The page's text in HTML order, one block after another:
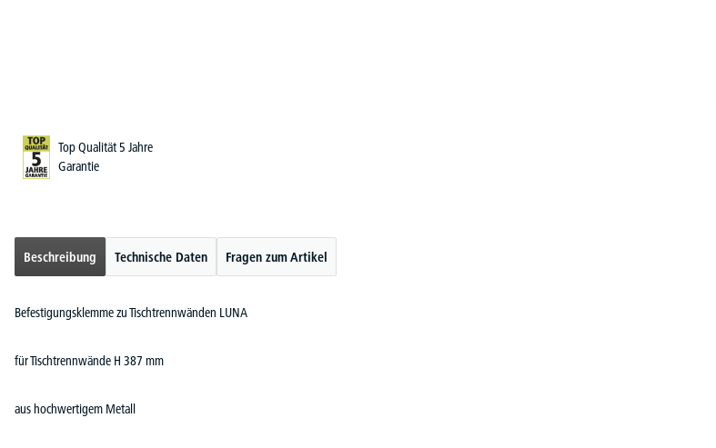
Top Qualität 5 Jahre
Garantie
Beschreibung Technische Daten Fragen zum Artikel
Befestigungsklemme zu Tischtrennwänden LUNA
für Tischtrennwände H 387 mm
aus hochwertigem Metall